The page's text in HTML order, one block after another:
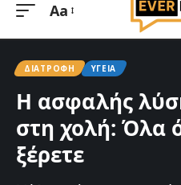
Μεγέθυνση
Aa
ΔΙΑΤΡΟΦΉ ΥΓΕΊΑ
Η ασφαλής
στη χολή: Όλα
ξέρετε